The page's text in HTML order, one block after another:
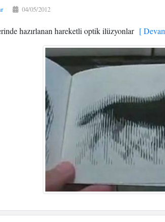
04/05/2012
hazırlanan hareketli optik ilüzyonlar[